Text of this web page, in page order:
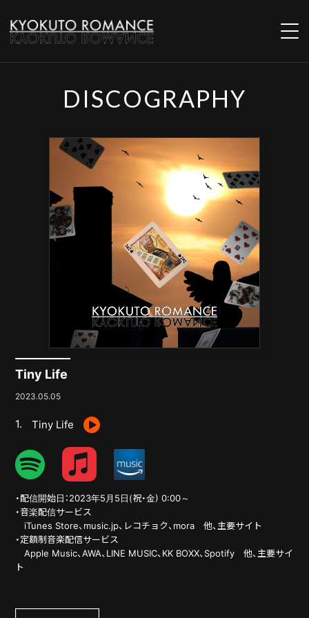
INSTORE
MOVIES
PROFILE
BIOGRAPHY
DISCOGRAPHY
CONTACT
DISCOGRAPHY
Tiny Life
2023.05.05
Tiny Life
・配信開始日：2023年5月5日(祝・金) 0:00～
・音楽配信サービス
iTunes Store、music.jp、レコチョク、mora 他、主要サイト
・定額制音楽配信サービス
Apple Music、AWA、LINE MUSIC、KK BOXX、Spotify 他、主要サイ
ト